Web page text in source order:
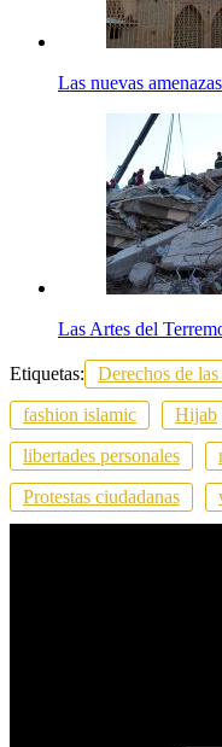
Las nuevas
Las Artes del
Etiquetas: Derechos de
fashion islamic
Hijab
libertades personales
Protestas ciudadanas